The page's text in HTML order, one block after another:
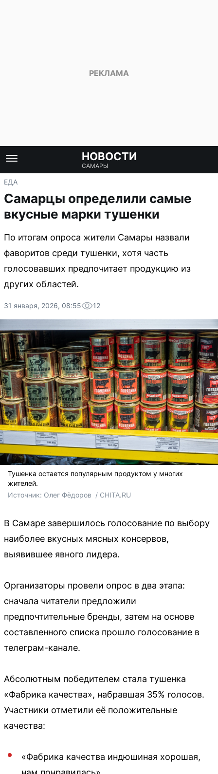
НОВОСТИ
САМАРЫ
ЕДА
Самарцы определили самые
вкусные марки тушенки
По итогам опроса жители Самары назвали
фаворитов среди тушенки, хотя часть
голосовавших предпочитает продукцию из
других областей.
31 января, 2026, 08:55 12
Тушенка остается популярным продуктом у многих
жителей.
Источник: Олег Фёдоров  / CHITA.RU
В Самаре завершилось голосование по выбору
наиболее вкусных мясных консервов,
выявившее явного лидера.
Организаторы провели опрос в два этапа:
сначала читатели предложили
предпочтительные бренды, затем на основе
составленного списка прошло голосование в
телеграм-канале.
Абсолютным победителем стала тушенка
«Фабрика качества», набравшая 35% голосов.
Участники отметили её положительные
качества:
«Фабрика качества индюшиная хорошая,